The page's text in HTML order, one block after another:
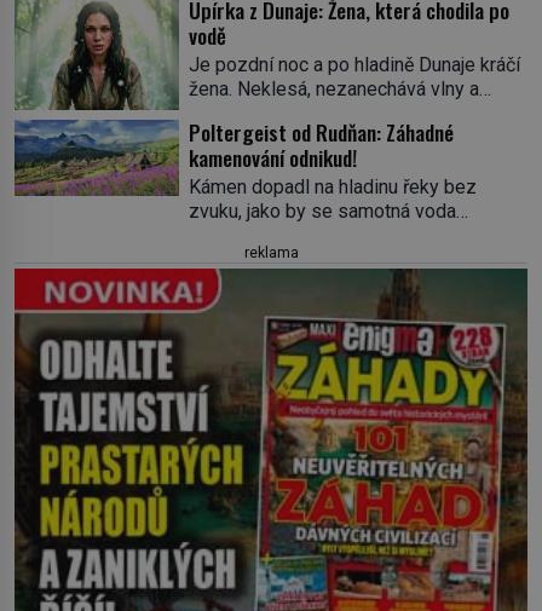
v dějinách americké kriminalistiky.
Herman Webster Mudgett (1861–1896)
přijíždí […]
zná, tentokrát nevidí budovu ani
spolužáky. Místo nich se před ní tyčí
cosi temného. O několik hodin později je
mrtvá. Mohla devítiletá Zahlédla vlastní
vesnice Aberfan […]
Upírka z Dunaje: Žena, která chodila po
vodě
Je pozdní noc a po hladině Dunaje kráčí
žena. Neklesá, nezanechává vlny a
pod ní byla dlažbou. Muž, který ji z
břehu pozoruje, ji údajně poznává, jenže
Ruža Vlajna má být v tu chvíli mrtvá celé
století. Vesnice Kisiljevo v
nevyřízené účty. […]
Poltergeist od Rudňan: Záhadné
kamenování odnikud!
Kámen dopadl na hladinu řeky bez
zvuku, jako by se samotná voda
bolestně strhl ruku, ale další úder ho
zasáhl dříve, než si vůbec uvědomil
pohyb: tiše, nelidsky přesně. „Odkud…?“
zachrčel starší student, ale v houštině
na břehu nebyl nikdo, kdo by po nich
mohl cokoliv házet. A když se […]
reklama